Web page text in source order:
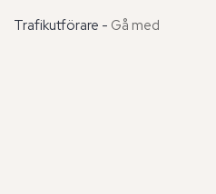
Trafikutförare - Gå med